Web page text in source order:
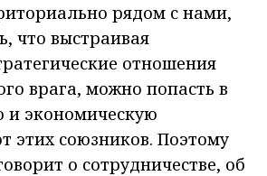
рядом с нами,
что выстраивая
отношения
врага, можно попасть в
и экономическую
этих союзников. Поэтому
о сотрудничестве, об